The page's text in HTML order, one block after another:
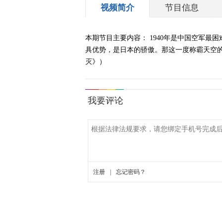
视频简介 节目信息
本期节目主要内容： 1940年是中国空军最
具优势，是日本的骄傲。那这一度称霸天空
灭》）